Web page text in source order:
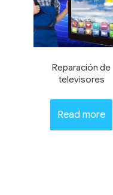
Reparación de
televisores
Read more